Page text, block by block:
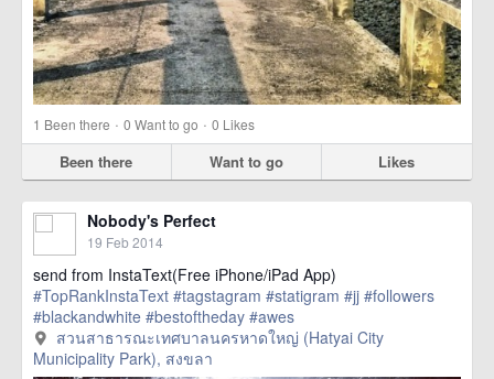
1 Been there · 0 Want to go · 0 Likes
Been there Want to go Likes
Nobody's Perfect
19 Feb 2014
send from InstaText(Free iPhone/iPad App)
#TopRankInstaText #tagstagram #statigram #jj #followers
#blackandwhite #bestoftheday #awes
href=https://m.thetrippacker.com/en/image/สวนสาธารณะ
เทศบาลนครหาดใหญ่HatyaiCityMunicipalityPark/58287> more
สวนสาธารณะเทศบาลนครหาดใหญ่ (Hatyai City
Municipality Park), สงขลา